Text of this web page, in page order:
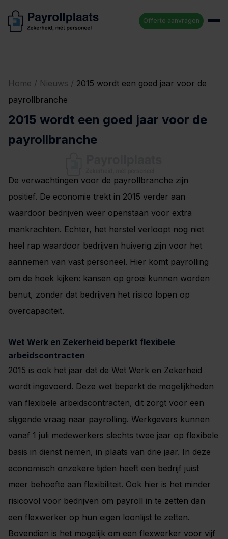
Offerte aanvragen
Home / Nieuws / 2015 wordt een goed jaar voor de
payrollbranche
2015 wordt een goed jaar voor de
payrollbranche
De verwachtingen voor de payrollbranche zijn
positief. De economie trekt in 2015 verder aan
waardoor bedrijven weer openstaan voor extra
mankrachten. Echter, het herstel verloopt nog niet
heel rap waardoor bedrijven huiverig zijn voor het
aannemen van vast personeel. Hier komt payrolling
om de hoek kijken: kansen op groei kunnen worden
benut, zonder dat bedrijven het risico lopen op
overcapaciteit.
Wet Werk en Zekerheid beperkt flexibele
arbeidscontracten
2015 is ook het jaar dat de Wet Werk en Zekerheid
wordt ingevoerd. Deze wet beperkt de mogelijkheden
van flexibele arbeidscontracten, dit zorgt voor een
stijgende vraag naar payrolling. Werkgevers kunnen
vanaf 1 juli medewerkers slechts twee jaar op flexibele
basis in dienst nemen, in plaats van drie jaar. In deze
economisch onzekere tijden heeft een bedrijf juist
meer behoefte aan flexibiliteit. Ook hier is het minder
risicovol voor bedrijven om payroll in te zetten dan
een flexwerker op hun eigen loonlijst te zetten.
Bovendien is het mogelijk om een flexwerker voor vijf